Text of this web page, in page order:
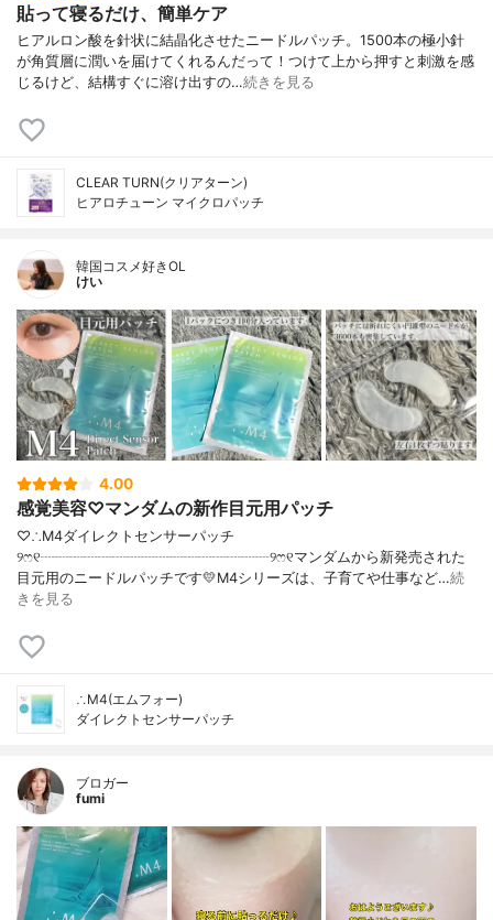
貼って寝るだけ、簡単ケア
ヒアルロン酸を針状に結晶化させたニードルパッチ。1500本の極小針
が角質層に潤いを届けてくれるんだって！つけて上から押すと刺激を感
じるけど、結構すぐに溶け出すの…続きを見る
CLEAR TURN(クリアターン)
ヒアロチューン マイクロパッチ
韓国コスメ好きOL
けい
4.00
感覚美容♡マンダムの新作目元用パッチ
♡∴M4ダイレクトセンサーパッチ
୨ෆ୧┈┈┈┈┈┈┈┈┈┈┈┈┈┈┈┈୨ෆ୧マンダムから新発売された
目元用のニードルパッチです💛M4シリーズは、子育てや仕事など…続
きを見る
∴M4(エムフォー)
ダイレクトセンサーパッチ
ブロガー
fumi